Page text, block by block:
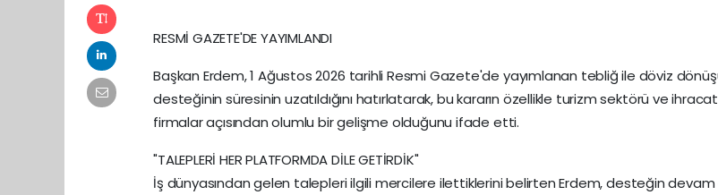
RESMİ GAZETE'DE YAYIMLANDI
Başkan Erdem, 1 Ağustos 2026 tarihli Resmi Gazete'de yayımlanan tebliğ ile döviz
desteğinin süresinin uzatıldığını hatırlatarak, bu kararın özellikle turizm sektörü ve
firmalar açısından olumlu bir gelişme olduğunu ifade etti.
"TALEPLERİ HER PLATFORMDA DİLE GETİRDİK"
İş dünyasından gelen talepleri ilgili mercilere ilettiklerini belirten Erdem, desteğin